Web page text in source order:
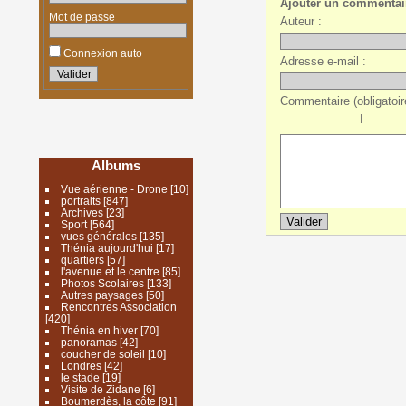
Mot de passe
Connexion auto
Albums
Vue aérienne - Drone [10]
portraits[847]
Archives [23]
Sport[564]
vues générales[135]
Thénia aujourd'hui [17]
quartiers[57]
l'avenue et le centre [85]
Photos Scolaires[133]
Autres paysages[50]
Rencontres Association
[420]
Thénia en hiver[70]
panoramas[42]
coucher de soleil [10]
Londres[42]
le stade [19]
Visite de Zidane [6]
Boumerdès, la côte [91]
Ajouter un
Auteur :
Adresse e-mail :
Commentaire
|